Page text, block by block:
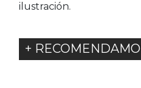
ilustración.
+